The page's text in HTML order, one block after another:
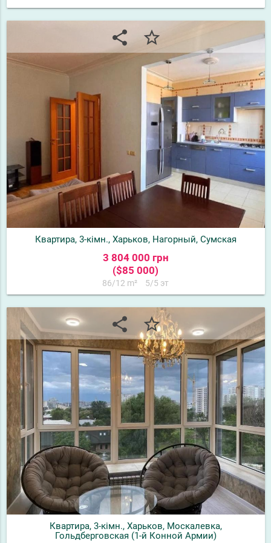
share star_border
Квартира, 3-кімн., Харьков, Нагорный, Сумская
3 804 000 грн
($85 000)
86/12 m² 5/5 эт
share star_border
Квартира, 3-кімн., Харьков, Москалевка,
Гольдберговская (1-й Конной Армии)